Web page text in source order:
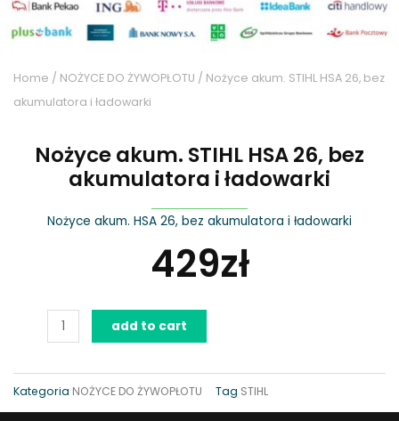
Home / NOŻYCE DO ŻYWOPŁOTU / Nożyce akum. STIHL HSA 26, bez
akumulatora i ładowarki
Nożyce akum. STIHL HSA 26, bez
akumulatora i ładowarki
Nożyce akum. HSA 26, bez akumulatora i ładowarki
429zł
Nożyce
HSA
add to cart
Kategoria NOŻYCE DO ŻYWOPŁOTU Tag STIHL